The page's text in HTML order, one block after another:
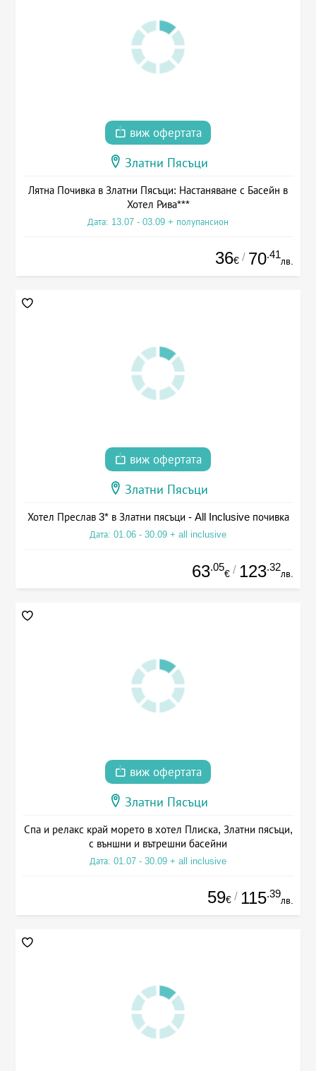
виж офертата
Златни Пясъци
Лятна Почивка в Златни Пясъци: Настаняване с Басейн в
Хотел Рива***
Дата: 13.07 - 03.09 + полупансион
36€ / 70.41
лв.
виж офертата
Златни Пясъци
Хотел Преслав 3* в Златни пясъци - All Inclusive почивка
Дата: 01.06 - 30.09 + all inclusive
63.05
€ / 123.32
лв.
виж офертата
Златни Пясъци
Спа и релакс край морето в хотел Плиска, Златни пясъци,
с външни и вътрешни басейни
Дата: 01.07 - 30.09 + all inclusive
59€ / 115.39
лв.